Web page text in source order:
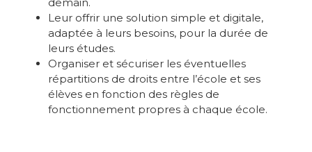
Leur offrir une solution simple et digitale,
adaptée à leurs besoins, pour la durée de
leurs études.
Organiser et sécuriser les éventuelles
répartitions de droits entre l’école et ses
élèves en fonction des règles de
fonctionnement propres à chaque école.